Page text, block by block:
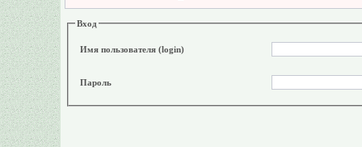
Вход
Имя пользователя (login)
Пароль